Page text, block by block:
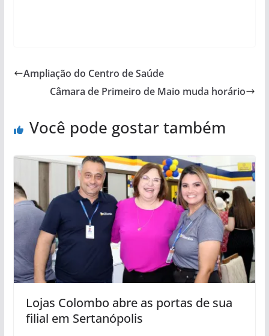
Ampliação do Centro de Saúde
Câmara de Primeiro de Maio muda horário
Você pode gostar também
Lojas Colombo abre as portas de sua
filial em Sertanópolis